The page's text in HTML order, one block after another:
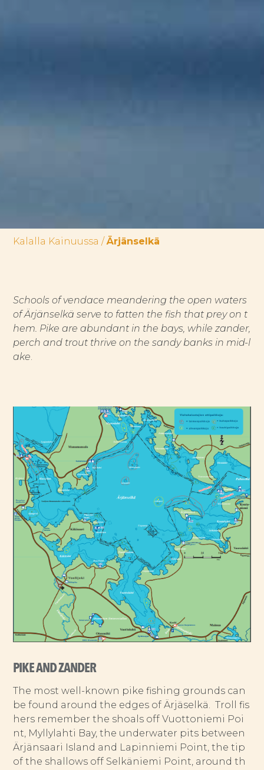
Kalalla Kainuussa /Ärjänselkä
Schools of vendace meandering the open waters
of Ärjänselkä serve to fatten the fish that prey on t
hem. Pike are abundant in the bays, while zander,
perch and trout thrive on the sandy banks in mid-l
ake.
PIKE AND ZANDER
The most well-known pike fishing grounds can
be found around the edges of Ärjäselkä. Troll fis
hers remember the shoals off Vuottoniemi Poi
nt, Myllylahti Bay, the underwater pits between
Ärjänsaari Island and Lapinniemi Point, the tip
of the shallows off Selkäniemi Point, around th